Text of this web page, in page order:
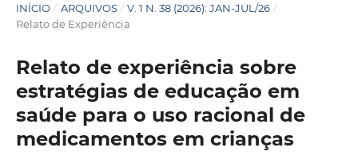
INÍCIO / ARQUIVOS / V. 1 N. 38 (2026): JAN-JUL/26 /
Relato de Experiência
Relato de experiência sobre
estratégias de educação em
saúde para o uso racional de
medicamentos em crianças